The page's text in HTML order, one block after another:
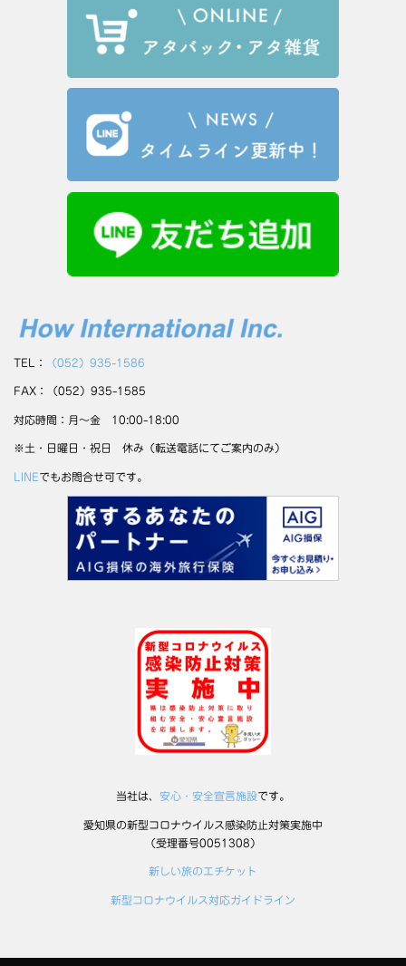
TEL： （052）935-1586
FAX：（052）935-1585
対応時間：月～金 10:00-18:00
※土・日曜日・祝日 休み（転送電話にてご案内のみ）
LINEでもお問合せ可です。
当社は、 安心・安全宣言施設です。
愛知県の新型コロナウイルス感染防止対策実施中
（受理番号0051308）
新しい旅のエチケット
新型コロナウイルス対応ガイドライン